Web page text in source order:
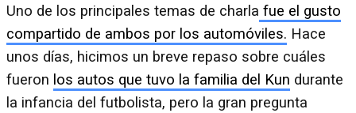
Uno de los principales temas de charla fue el gusto
compartido de ambos por los automóviles. Hace
unos días, hicimos un breve repaso sobre cuáles
fueron los autos que tuvo la familia del Kun durante
la infancia del futbolista, pero la gran pregunta